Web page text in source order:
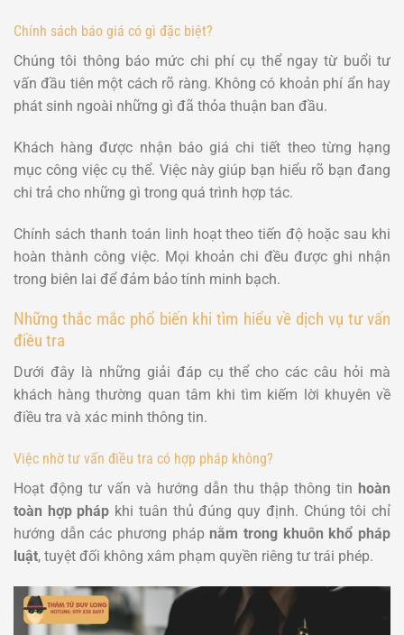
Chính sách báo giá có gì đặc biệt?
Chúng tôi thông báo mức chi phí cụ thể ngay từ buổi tư
vấn đầu tiên một cách rõ ràng. Không có khoản phí ẩn hay
phát sinh ngoài những gì đã thỏa thuận ban đầu.
Khách hàng được nhận báo giá chi tiết theo từng hạng
mục công việc cụ thể. Việc này giúp bạn hiểu rõ bạn đang
chi trả cho những gì trong quá trình hợp tác.
Chính sách thanh toán linh hoạt theo tiến độ hoặc sau khi
hoàn thành công việc. Mọi khoản chi đều được ghi nhận
trong biên lai để đảm bảo tính minh bạch.
Những thắc mắc phổ biến khi tìm hiểu về dịch vụ tư vấn
điều tra
Dưới đây là những giải đáp cụ thể cho các câu hỏi mà
khách hàng thường quan tâm khi tìm kiếm lời khuyên về
điều tra và xác minh thông tin.
Việc nhờ tư vấn điều tra có hợp pháp không?
Hoạt động tư vấn và hướng dẫn thu thập thông tin hoàn
toàn hợp pháp khi tuân thủ đúng quy định. Chúng tôi chỉ
hướng dẫn các phương pháp nằm trong khuôn khổ pháp
luật, tuyệt đối không xâm phạm quyền riêng tư trái phép.